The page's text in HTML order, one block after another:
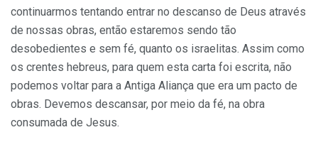
continuarmos tentando entrar no descanso de Deus através
de nossas obras, então estaremos sendo tão
desobedientes e sem fé, quanto os israelitas. Assim como
os crentes hebreus, para quem esta carta foi escrita, não
podemos voltar para a Antiga Aliança que era um pacto de
obras. Devemos descansar, por meio da fé, na obra
consumada de Jesus.